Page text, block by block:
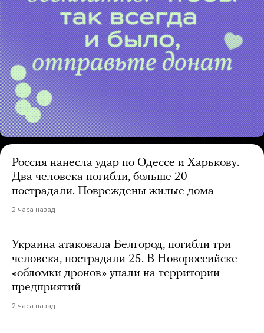
Россия нанесла удар по Одессе и Харькову.
Два человека погибли, больше 20
пострадали. Повреждены жилые дома
2 часа назад
Украина атаковала Белгород, погибли три
человека, пострадали 25. В Новороссийске
«обломки дронов» упали на территории
предприятий
2 часа назад